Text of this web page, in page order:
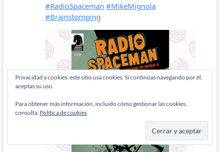
Privacidad y cookies: este sitio usa cookies. Si continúas navegando por él,
aceptas su uso.
Para obtener más información, incluido cómo gestionar las cookies,
consulta: Política de cookies